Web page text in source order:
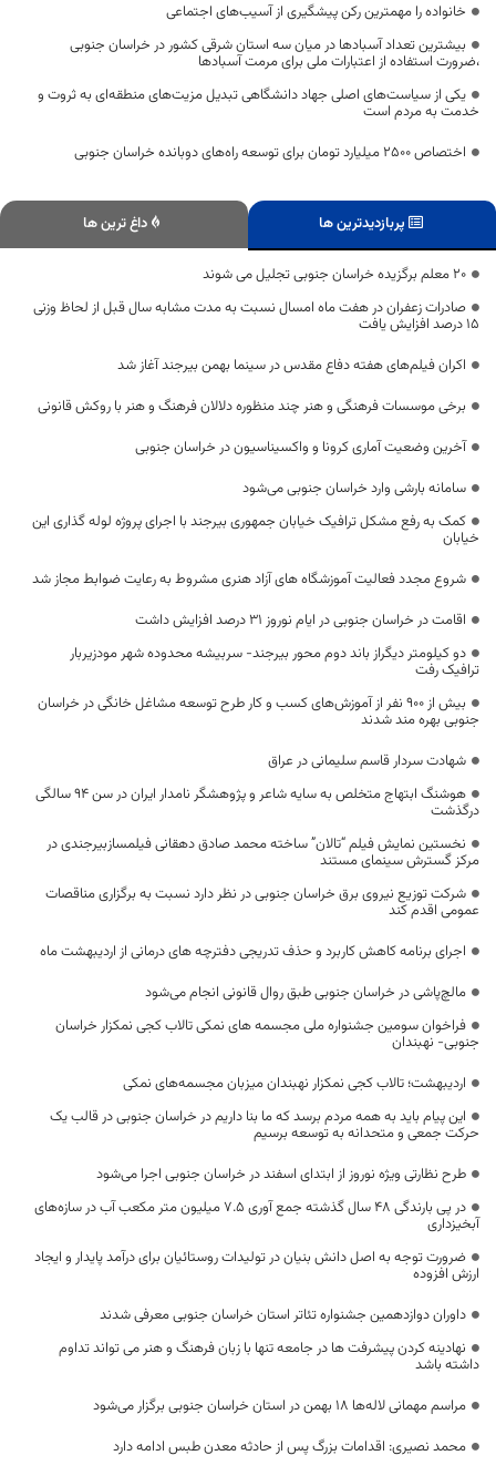
خانواده را مهمترین رکن پیشگیری از آسیب‌های اجتماعی
بیشترین تعداد آسبادها در میان سه استان شرقی کشور در خراسان جنوبی
،ضرورت استفاده از اعتبارات ملی برای مرمت آسبادها
یکی از سیاست‌های اصلی جهاد دانشگاهی تبدیل مزیت‌های منطقه‌ای به ثروت و
خدمت به مردم است
اختصاص 2500 میلیارد تومان برای توسعه راه‌های دوبانده خراسان جنوبی
پربازدیدترین ها داغ ترین ها
۲۰ معلم برگزیده خراسان جنوبی تجلیل می شوند
صادرات زعفران در هفت ماه امسال نسبت به مدت مشابه سال قبل از لحاظ وزنی
۱۵ درصد افزایش یافت
اکران فیلم‌های هفته دفاع مقدس در سینما بهمن بیرجند آغاز شد
برخی موسسات فرهنگی و هنر چند منظوره دلالان فرهنگ و هنر با روکش قانونی
آخرین وضعیت آماری کرونا و واکسیناسیون در خراسان جنوبی
سامانه بارشی وارد خراسان جنوبی می‌شود
کمک به رفع مشکل ترافیک خیابان جمهوری بیرجند با اجرای پروژه لوله گذاری این
خیابان
شروع مجدد فعالیت آموزشگاه های آزاد هنری مشروط به رعایت ضوابط مجاز شد
اقامت در خراسان جنوبی در ایام نوروز ۳۱ درصد افزایش داشت
دو کیلومتر دیگراز باند دوم محور بیرجند- سربیشه محدوده شهر مودزیربار
ترافیک رفت
بیش از ۹۰۰ نفر از آموزش‌های کسب و کار طرح توسعه مشاغل خانگی در خراسان
جنوبی بهره مند شدند
شهادت سردار قاسم سلیمانی در عراق
هوشنگ ابتهاج متخلص به سایه شاعر و پژوهشگر نامدار ایران در سن ۹۴ سالگی
درگذشت
نخستین نمایش فیلم “تالان” ساخته محمد صادق دهقانی فیلمسازبیرجندی در
مرکز گسترش سینمای مستند
شرکت توزیع نیروی برق خراسان جنوبی در نظر دارد نسبت به برگزاری مناقصات
عمومی اقدم کند
اجرای برنامه کاهش کاربرد و حذف تدریجی دفترچه های درمانی از اردیبهشت ماه
مالچ‌پاشی در خراسان جنوبی طبق روال قانونی انجام می‌شود
فراخوان سومین جشنواره ملی مجسمه های نمکی تالاب کجی نمکزار خراسان
جنوبی- نهبندان
اردیبهشت؛ تالاب کجی نمکزار نهبندان میزبان مجسمه‌های نمکی
این پیام باید به همه مردم برسد که ما بنا داریم در خراسان جنوبی در قالب یک
حرکت جمعی و متحدانه به توسعه برسیم
طرح نظارتی ویژه نوروز از ابتدای اسفند در خراسان جنوبی اجرا می‌شود
در پی بارندگی 48 سال گذشته جمع آوری ۷.۵ میلیون متر مکعب آب در سازه‌های
آبخیزداری
ضرورت توجه به اصل دانش بنیان در تولیدات روستائیان برای درآمد پایدار و ایجاد
ارزش افزوده
داوران دوازدهمین جشنواره تئاتر استان خراسان جنوبی معرفی شدند
نهادینه کردن پیشرفت ها در جامعه تنها با زبان فرهنگ و هنر می تواند تداوم
داشته باشد
مراسم مهمانی لاله‌ها ۱۸ بهمن در استان خراسان جنوبی برگزار می‌شود
محمد نصیری: اقدامات بزرگ پس از حادثه معدن طبس ادامه دارد